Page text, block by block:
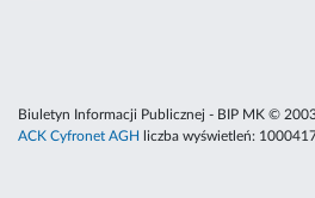
Biuletyn Informacji Publicznej - BIP MK ©
ACK Cyfronet AGH
liczba wyświetleń: